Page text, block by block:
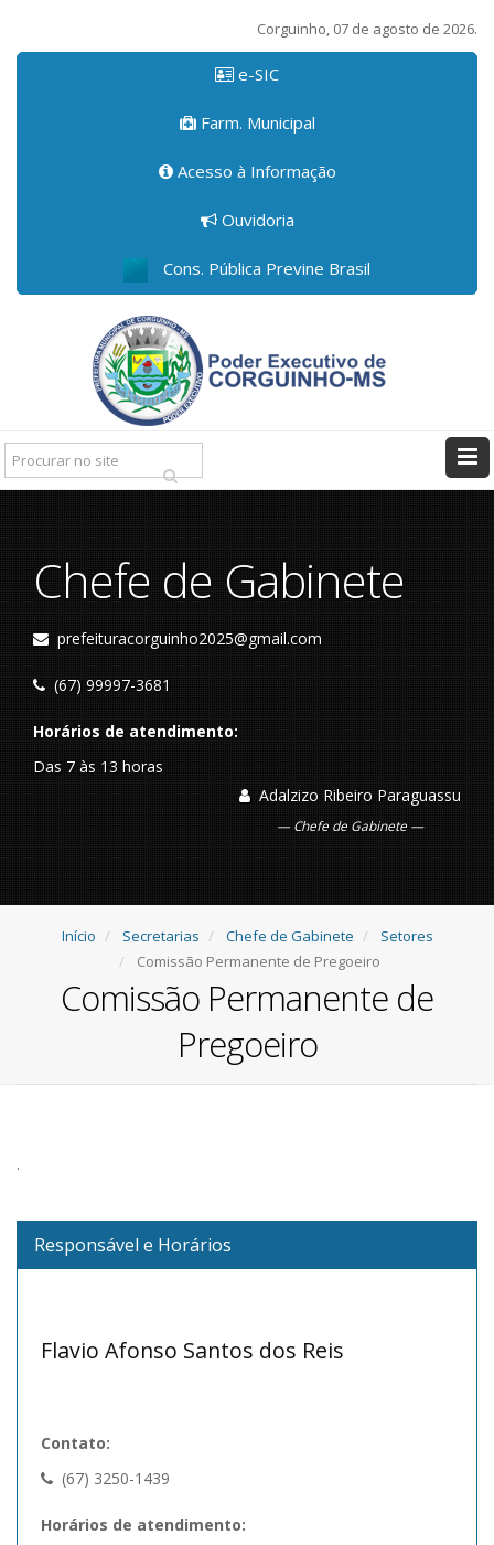
Corguinho, 07 de agosto de 2026.
e-SIC
Farm. Municipal
Acesso à Informação
Ouvidoria
Cons. Pública Previne Brasil
Pesquisar:
Chefe de Gabinete
prefeituracorguinho2025@gmail.com
(67) 99997-3681
Horários de atendimento:
Das 7 às 13 horas
Adalzizo Ribeiro Paraguassu
Chefe de Gabinete
Início Secretarias Chefe de Gabinete
Setores
Comissão Permanente de Pregoeiro
Comissão Permanente de
Pregoeiro
.
Responsável e Horários
Flavio Afonso Santos dos Reis
Contato:
(67) 3250-1439
Horários de atendimento: